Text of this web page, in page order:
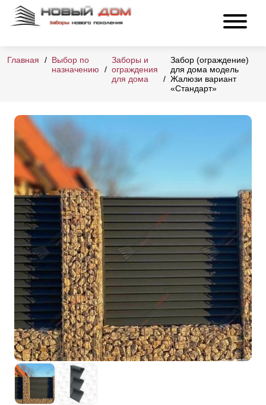
Главная
Выбор по
назначению
Заборы и
ограждения
для дома
Забор (ограждение)
для дома модель
Жалюзи вариант
«Стандарт»